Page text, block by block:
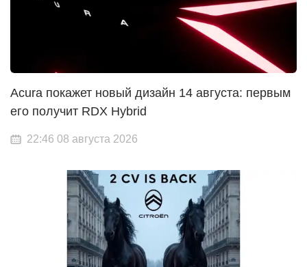
Acura покажет новый дизайн 14 августа: первым
его получит RDX Hybrid
22:46 08 августа 2026